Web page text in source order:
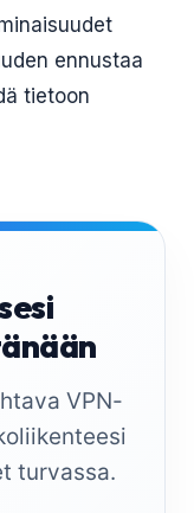
ennustaa
tietoon
VPN-
turvassa.